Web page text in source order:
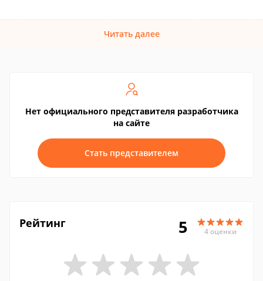
Читать далее
Нет официального представителя разработчика
на сайте
Стать представителем
Рейтинг 5 4 оценки